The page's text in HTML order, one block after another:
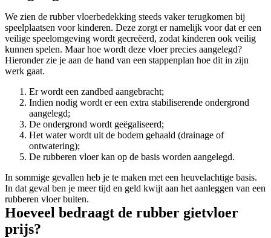
We zien de rubber vloerbedekking steeds vaker terugkomen bij
speelplaatsen voor kinderen. Deze zorgt er namelijk voor dat er een
veilige speelomgeving wordt gecreëerd, zodat kinderen ook veilig
kunnen spelen. Maar hoe wordt deze vloer precies aangelegd?
Hieronder zie je aan de hand van een stappenplan hoe dit in zijn
werk gaat.
Er wordt een zandbed aangebracht;
Indien nodig wordt er een extra stabiliserende ondergrond
aangelegd;
De ondergrond wordt geëgaliseerd;
Het water wordt uit de bodem gehaald (drainage of
ontwatering);
De rubberen vloer kan op de basis worden aangelegd.
In sommige gevallen heb je te maken met een heuvelachtige basis.
In dat geval ben je meer tijd en geld kwijt aan het aanleggen van een
rubberen vloer buiten.
Hoeveel bedraagt de rubber gietvloer
prijs?